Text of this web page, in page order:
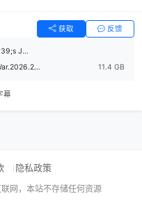
获取 反馈
杰克·莱恩：幽灵之战 Tom Clancy&#39;s Jack Ryan：Ghost War (2026)
Tom.Clancys.Jack.Ryan.Ghost.War.2026.2160p.AMZN.WEB-DL.DDP5.1.Atmos.HDR.H.265.mkv
11.4 GB
幕
隐私政策
网，本站不存储任何资源